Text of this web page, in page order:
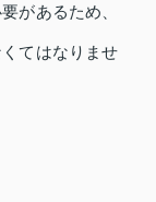
があるため、
てはなりませ